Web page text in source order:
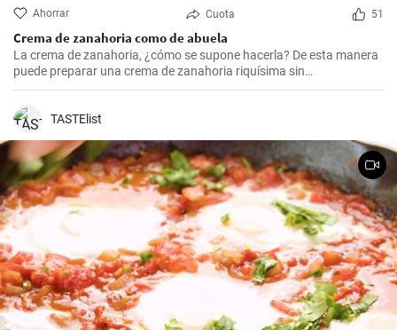
Ahorrar Cuota 51
Crema de zanahoria como de abuela
La crema de zanahoria, ¿cómo se supone hacerla? De esta manera
puede preparar una crema de zanahoria riquísima sin
complicaciones con los ingredientes fáciles de conseguir. Vamos a
TASTElist